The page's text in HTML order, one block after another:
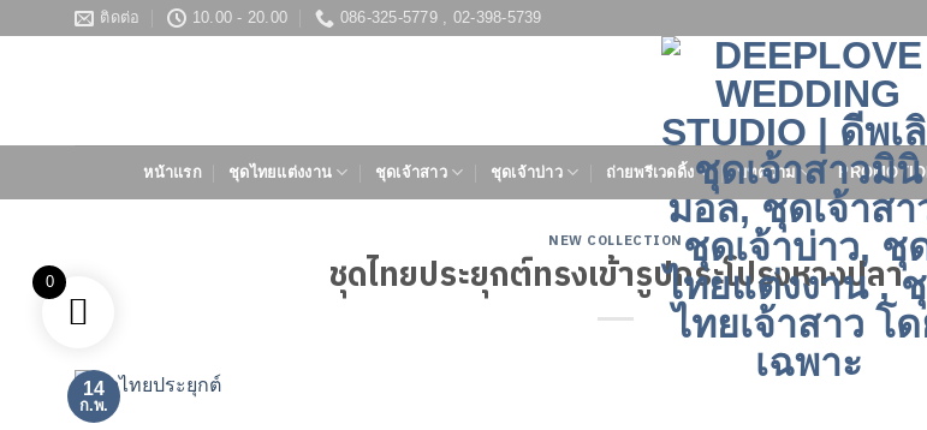
ติดต่อ 10.00 - 20.00 086-325-5779 , 02-398-5739
หน้าแรก ชุดไทยแต่งงาน ชุดเจ้าสาว ชุดเจ้าบ่าว ถ่ายพรีเวดดิ้ง บทความ
NEW COLLECTION
ชุดไทยประยุกต์ทรงเข้ารูปกระโปรงหางปลา
14
ก.พ.
0